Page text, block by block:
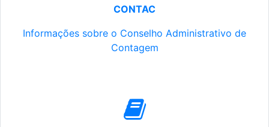
CONTAC
Informações sobre o Conselho Administrativo de
Contagem